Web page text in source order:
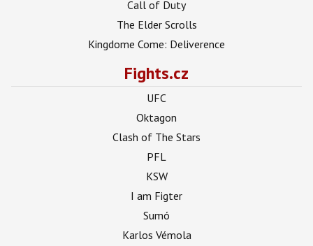
Call of Duty
The Elder Scrolls
Kingdome Come: Deliverence
Fights.cz
UFC
Oktagon
Clash of The Stars
PFL
KSW
I am Figter
Sumó
Karlos Vémola